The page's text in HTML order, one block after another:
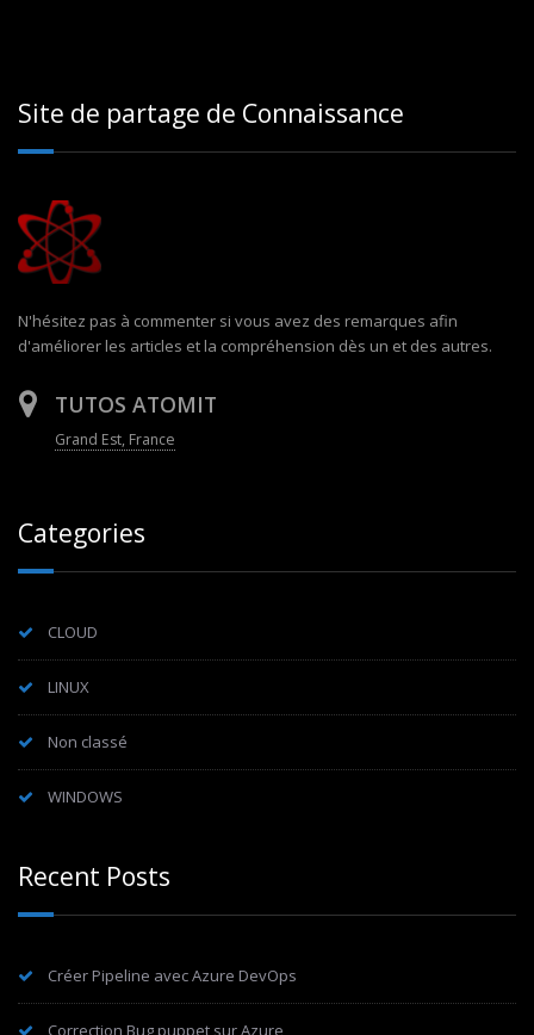
Site de partage de Connaissance
N'hésitez pas à commenter si vous avez des remarques afin
d'améliorer les articles et la compréhension dès un et des autres.
TUTOS ATOMIT
Grand Est, France
Categories
CLOUD
LINUX
Non classé
WINDOWS
Recent Posts
Créer Pipeline avec Azure DevOps
Correction Bug puppet sur Azure